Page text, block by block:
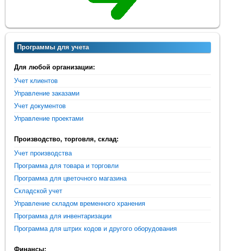
Программы для учета
Для любой организации:
Учет клиентов
Управление заказами
Учет документов
Управление проектами
Производство, торговля, склад:
Учет производства
Программа для товара и торговли
Программа для цветочного магазина
Складской учет
Управление складом временного хранения
Программа для инвентаризации
Программа для штрих кодов и другого оборудования
Финансы: